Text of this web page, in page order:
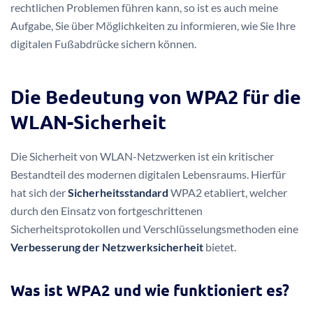
rechtlichen Problemen führen kann, so ist es auch meine
Aufgabe, Sie über Möglichkeiten zu informieren, wie Sie Ihre
digitalen Fußabdrücke sichern können.
Die Bedeutung von WPA2 für die
WLAN-Sicherheit
Die Sicherheit von WLAN-Netzwerken ist ein kritischer
Bestandteil des modernen digitalen Lebensraums. Hierfür
hat sich derSicherheitsstandard WPA2 etabliert, welcher
durch den Einsatz von fortgeschrittenen
Sicherheitsprotokollen und Verschlüsselungsmethoden eine
Verbesserung der Netzwerksicherheit bietet.
Was ist WPA2 und wie funktioniert es?